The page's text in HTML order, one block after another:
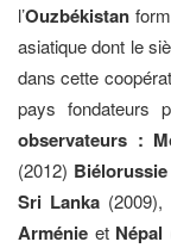
l’Ouzbékistan
asiatique dont le
dans cette
pays fondateurs
observateurs :
(2012) Biélorussie
Sri Lanka (2009),
Arménie et Népal